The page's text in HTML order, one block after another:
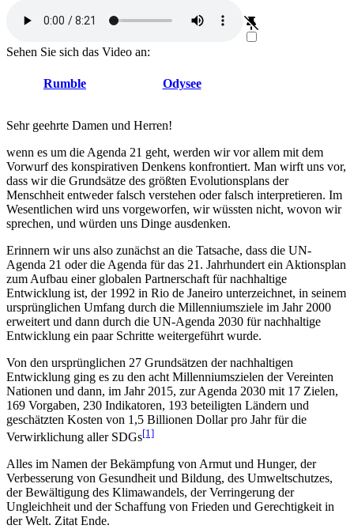
Sehen Sie sich das Video an:
Rumble Odysee
Sehr geehrte Damen und Herren!
wenn es um die Agenda 21 geht, werden wir vor allem mit dem
Vorwurf des konspirativen Denkens konfrontiert. Man wirft uns vor,
dass wir die Grundsätze des größten Evolutionsplans der
Menschheit entweder falsch verstehen oder falsch interpretieren. Im
Wesentlichen wird uns vorgeworfen, wir wüssten nicht, wovon wir
sprechen, und würden uns Dinge ausdenken.
Erinnern wir uns also zunächst an die Tatsache, dass die UN-
Agenda 21 oder die Agenda für das 21. Jahrhundert ein Aktionsplan
zum Aufbau einer globalen Partnerschaft für nachhaltige
Entwicklung ist, der 1992 in Rio de Janeiro unterzeichnet, in seinem
ursprünglichen Umfang durch die Millenniumsziele im Jahr 2000
erweitert und dann durch die UN-Agenda 2030 für nachhaltige
Entwicklung ein paar Schritte weitergeführt wurde.
Von den ursprünglichen 27 Grundsätzen der nachhaltigen
Entwicklung ging es zu den acht Millenniumszielen der Vereinten
Nationen und dann, im Jahr 2015, zur Agenda 2030 mit 17 Zielen,
169 Vorgaben, 230 Indikatoren, 193 beteiligten Ländern und
geschätzten Kosten von 1,5 Billionen Dollar pro Jahr für die
Verwirklichung aller SDGs[1]
Alles im Namen der Bekämpfung von Armut und Hunger, der
Verbesserung von Gesundheit und Bildung, des Umweltschutzes,
der Bewältigung des Klimawandels, der Verringerung der
Ungleichheit und der Schaffung von Frieden und Gerechtigkeit in
der Welt. Zitat Ende.